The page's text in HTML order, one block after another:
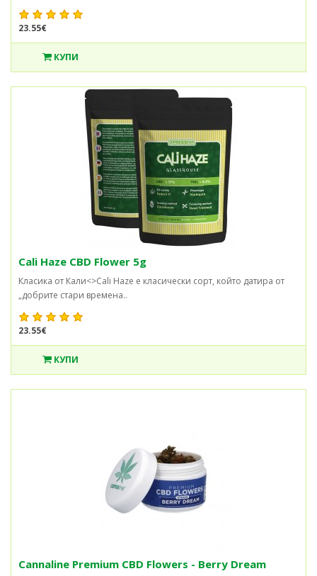
23.55€
КУПИ
Cali Haze CBD Flower 5g
Класика от Кали<>Cali Haze е класически сорт, който датира от
„добрите стари времена..
23.55€
КУПИ
Cannaline Premium CBD Flowers - Berry Dream